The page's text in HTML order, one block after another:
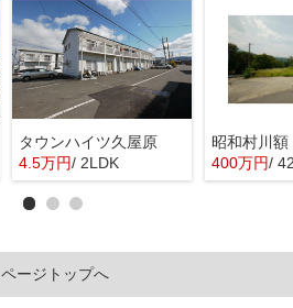
タウンハイツ久屋原
4.5万円/ 2LDK
昭和村川
400万円/
ページトップへ